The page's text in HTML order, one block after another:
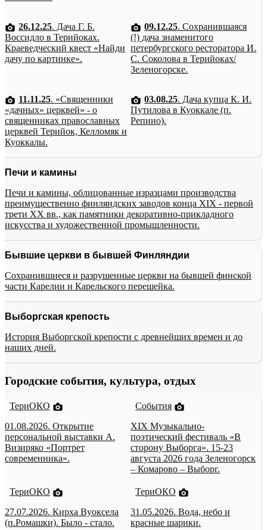
26.12.25. Дача Г. Б.
Воссидло в Терийоках.
Краеведческий квест «Найди
дачу по картинке».
09.12.25. Сохранившаяся
(!) дача знаменитого
петербургского ресторатора И.
С. Соколова в Терийоках/
Зеленогорске.
11.11.25. «Священники
«дачных» церквей» - о
священниках православных
церквей Терийок, Келломяк и
Куоккалы.
03.08.25. Дача купца К. И.
Путилова в Куоккале (п.
Репино).
Печи и камины
Печи и камины, облицованные изразцами производства
преимущественно финляндских заводов конца XIX - первой
трети XX вв., как памятники декоративно-прикладного
искусства и художественной промышленности.
Бывшие церкви в бывшей Финляндии
Сохранившиеся и разрушенные церкви на бывшей финской
части Карелии и Карельского перешейка.
Выборгская крепость
История Выборгской крепости с древнейших времен и до
наших дней.
Городские события, культура, отдых
ТериОКО
01.08.2026. Открытие
персональной выставки А.
Визиряко «Портрет
современника».
События
XIX Музыкально-
поэтический фестиваль «В
сторону Выборга». 15-23
августа 2026 года Зеленогорск
– Комарово – Выборг.
ТериОКО
27.07.2026. Кирха Вуоксела
(п.Ромашки). Было - стало.
ТериОКО
31.05.2026. Вода, небо и
красные шарики.